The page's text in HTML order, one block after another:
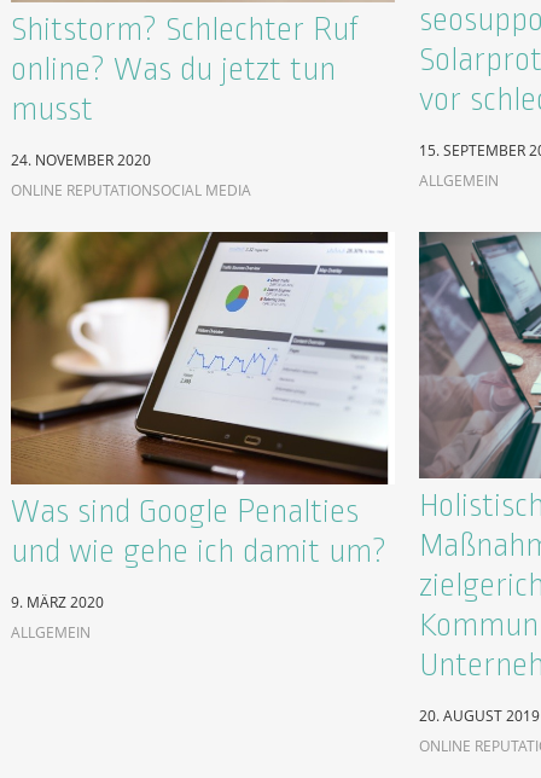
Shitstorm? Schlechter Ruf
online? Was du jetzt tun
musst
24. NOVEMBER 2020
ONLINE REPUTATIONSOCIAL MEDIA
vor
15. SEPTEMBER
ALLGEMEIN
Was sind Google Penalties
und wie gehe ich damit um?
9. MÄRZ 2020
ALLGEMEIN
20. AUGUST 2019
ONLINE